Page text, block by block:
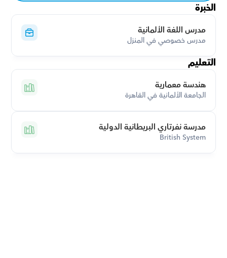
الخبرة
مدرس اللغة الألمانية
مدرس خصوصي في المنزل
التعليم
هندسة معمارية
الجامعة الألمانية في القاهرة
مدرسة نفرتاري البريطانية الدولية
British System